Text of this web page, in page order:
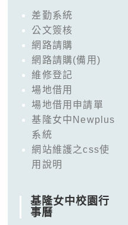
差勤系統
公文簽核
網路請購
網路請購(備用)
維修登記
場地借用
場地借用申請單
基隆女中Newplus
系統
網站維護之css使
用說明
基隆女中校園行
事曆